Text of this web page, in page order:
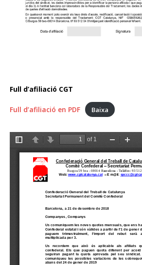
Full d’afiliació CGT
Full d’afiliació en PDF Baixa